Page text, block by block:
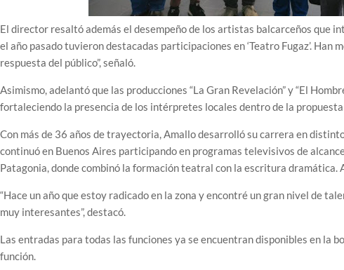
El director resaltó además el desempeño de los artistas balcarceños que
el año pasado tuvieron destacadas participaciones en ‘Teatro Fugaz’.
respuesta del público”, señaló.
Asimismo, adelantó que las producciones “La Gran Revelación” y “El
fortaleciendo la presencia de los intérpretes locales dentro de la
Con más de 36 años de trayectoria, Amallo desarrolló su carrera en
continuó en Buenos Aires participando en programas televisivos de
Patagonia, donde combinó la formación teatral con la escritura
“Hace un año que estoy radicado en la zona y encontré un gran nivel de
muy interesantes”, destacó.
Las entradas para todas las funciones ya se encuentran disponibles en la
función.